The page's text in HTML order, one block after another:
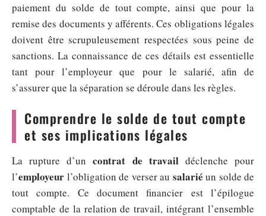
paiement du solde de tout compte, ainsi que pour la
remise des documents y afférents. Ces obligations légales
doivent être scrupuleusement respectées sous peine de
sanctions. La connaissance de ces détails est essentielle
tant pour l’employeur que pour le salarié, afin de
s’assurer que la séparation se déroule dans les règles.
Comprendre le solde de tout compte
et ses implications légales
La rupture d’uncontrat de travaildéclenche pour
l’employeur l’obligation de verser au salarié un solde de
tout compte. Ce document financier est l’épilogue
comptable de la relation de travail, intégrant l’ensemble